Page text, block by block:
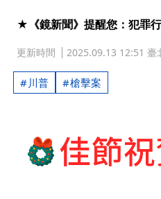
★《鏡新聞》提醒您：犯罪行
更新時間 2025.09.13 12:51 臺
川普 槍擊案